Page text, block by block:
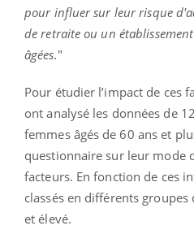
pour influer sur leur risque
de retraite ou un
âgées."
Pour étudier l’impact de ces
ont analysé les données de
femmes âgés de 60 ans et
questionnaire sur leur mode
facteurs. En fonction de ces
classés en différents
et élevé.